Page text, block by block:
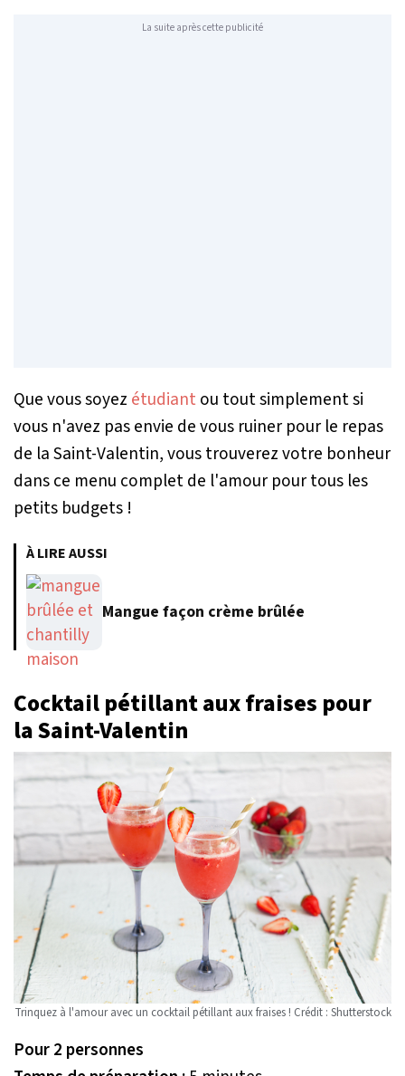
La suite après cette publicité
Que vous soyez étudiantou tout simplement si
vous n'avez pas envie de vous ruiner pour le repas
de la Saint-Valentin, vous trouverez votre bonheur
dans ce menu complet de l'amour pour tous les
petits budgets !
À LIRE AUSSI
Mangue façon crème brûlée
Cocktail pétillant aux fraises pour
la Saint-Valentin
Trinquez à l'amour avec un cocktail pétillant aux fraises ! Crédit : Shutterstock
Pour 2 personnes